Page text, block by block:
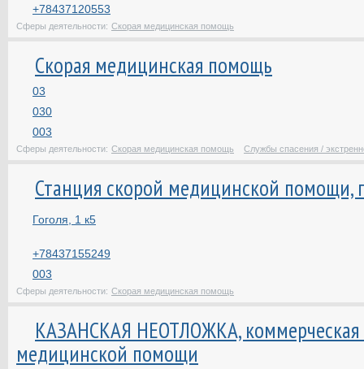
+78437120553
Сферы деятельности: Скорая медицинская помощь
Скорая медицинская помощь
03
030
003
Сферы деятельности: Скорая медицинская помощь Службы спасения /
Станция скорой медицинской помощи,
Гоголя, 1 к5
+78437155249
003
Сферы деятельности: Скорая медицинская помощь
КАЗАНСКАЯ НЕОТЛОЖКА, коммерческая
медицинской помощи